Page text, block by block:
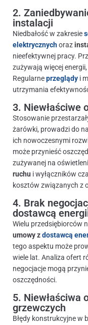
2.
instalacji
Niedbałość w zakresie
elektrycznychoraz
nieefektywnej pracy.
zużywają więcej
Regularneprzeglądy i
utrzymania
3. Niewłaściwe
Stosowanie
żarówki, prowadzi do
ich nowoczesnymi
może przynieść
zużywanej na
ruchu i wyłączników
kosztów związanych z
4. Brak
dostawcą
Wielu przedsiębiorców
umowy zdostawcą
tego aspektu może
wiele lat. Analiza ofert
negocjacje mogą
oszczędności.
5. Niewłaściwa
grzewczych
Błędy konstrukcyjne w